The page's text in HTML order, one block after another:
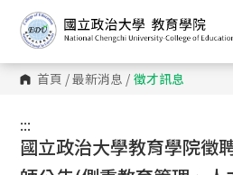
首頁 /最新消息 / 徵才訊息
:::
:::
國立政治大學教育學院徵